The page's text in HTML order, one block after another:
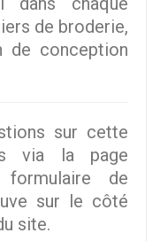
de broderie,
de conception
sur cette
via la page
de
sur le côté
site.